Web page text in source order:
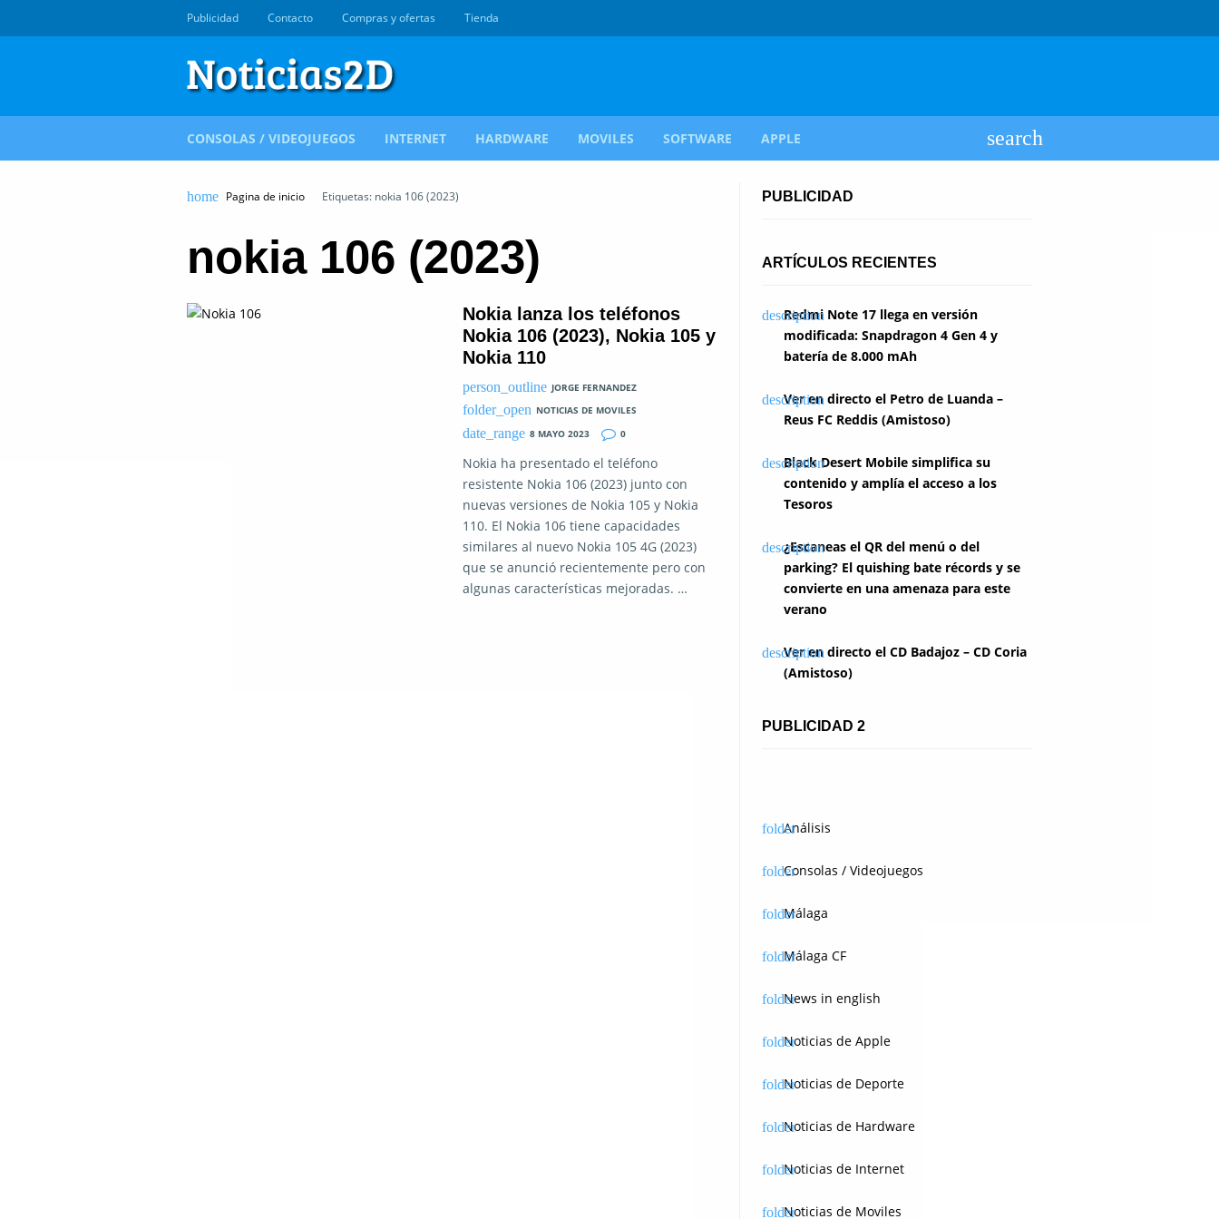
Publicidad Contacto Compras y ofertas Tienda
CONSOLAS / VIDEOJUEGOS INTERNET HARDWARE MOVILES SOFTWARE APPLE
Pagina de inicio Etiquetas: nokia 106 (2023)
nokia 106 (2023)
Nokia lanza los teléfonos
Nokia 106 (2023), Nokia 105 y
Nokia 110
JORGE FERNANDEZ
NOTICIAS DE MOVILES
8 MAYO 2023
0
Nokia ha presentado el teléfono
resistente Nokia 106 (2023) junto con
nuevas versiones de Nokia 105 y Nokia
110. El Nokia 106 tiene capacidades
similares al nuevo Nokia 105 4G (2023)
que se anunció recientemente pero con
algunas características mejoradas. …
PUBLICIDAD
ARTÍCULOS RECIENTES
Redmi Note 17 llega en versión
modificada: Snapdragon 4 Gen 4 y
batería de 8.000 mAh
Ver en directo el Petro de Luanda –
Reus FC Reddis (Amistoso)
Black Desert Mobile simplifica su
contenido y amplía el acceso a los
Tesoros
¿Escaneas el QR del menú o del
parking? El quishing bate récords y se
convierte en una amenaza para este
verano
Ver en directo el CD Badajoz – CD Coria
(Amistoso)
PUBLICIDAD 2
Análisis
Consolas / Videojuegos
Málaga
Málaga CF
News in english
Noticias de Apple
Noticias de Deporte
Noticias de Hardware
Noticias de Internet
Noticias de Moviles